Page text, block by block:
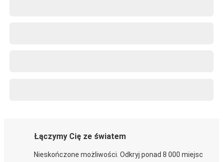
Łączymy Cię ze światem
Nieskończone możliwości. Odkryj ponad 8 000 miejsc